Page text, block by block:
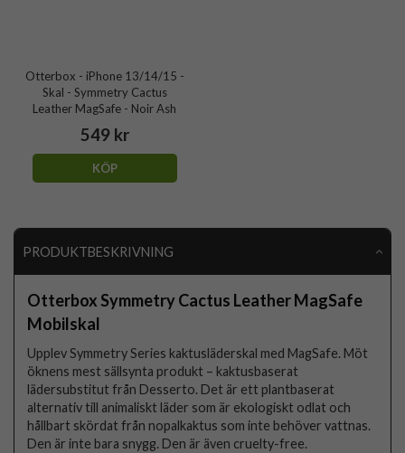
Otterbox - iPhone 13/14/15 -
Skal - Symmetry Cactus
Leather MagSafe - Noir Ash
549 kr
KÖP
PRODUKTBESKRIVNING
Otterbox Symmetry Cactus Leather MagSafe
Mobilskal
Upplev Symmetry Series kaktusläderskal med MagSafe. Möt
öknens mest sällsynta produkt – kaktusbaserat
lädersubstitut från Desserto. Det är ett plantbaserat
alternativ till animaliskt läder som är ekologiskt odlat och
hållbart skördat från nopalkaktus som inte behöver vattnas.
Den är inte bara snygg. Den är även cruelty-free.